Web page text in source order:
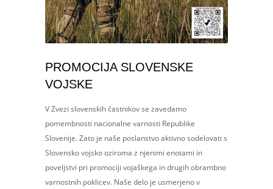
PROMOCIJA SLOVENSKE
VOJSKE
V Zvezi slovenskih častnikov se zavedamo
pomembnosti nacionalne varnosti Republike
Slovenije. Zato je naše poslanstvo aktivno sodelovati s
Slovensko vojsko oziroma z njenimi enotami in
poveljstvi pri promociji vojaškega in drugih obrambno
varnostnih poklicev. Naše delo je usmerjeno v